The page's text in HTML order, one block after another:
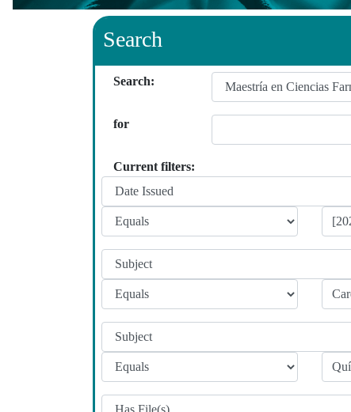
Search
Search:
for
Current filters: